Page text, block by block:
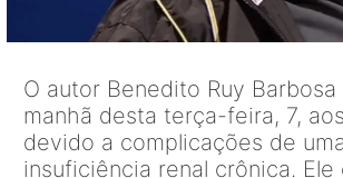
O autor Benedito Ruy Barbosa
manhã desta terça-feira, 7,
devido a complicações de
insuficiência renal crônica. Ele